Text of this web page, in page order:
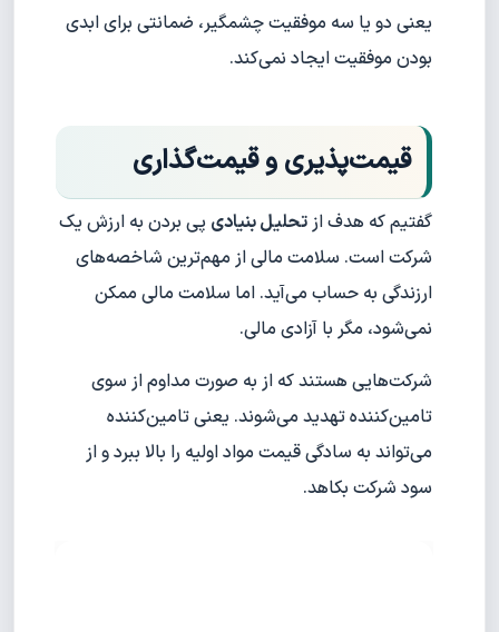
یعنی دو یا سه موفقیت چشمگیر، ضمانتی برای ابدی
بودن موفقیت ایجاد نمی‌کند.
قیمت‌پذیری و قیمت‌گذاری
گفتیم که هدف ازتحلیل بنیادی پی بردن به ارزش یک
شرکت است. سلامت مالی از مهم‌ترین شاخصه‌های
ارزندگی به حساب می‌آید. اما سلامت مالی ممکن
نمی‌شود، مگر با آزادی مالی.
شرکت‌هایی هستند که از به صورت مداوم از سوی
تامین‌کننده تهدید می‌شوند. یعنی تامین‌کننده
می‌تواند به سادگی قیمت مواد اولیه را بالا ببرد و از
سود شرکت بکاهد.